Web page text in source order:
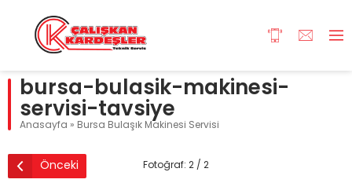
bursa-bulasik-makinesi-
servisi-tavsiye
Anasayfa » Bursa Bulaşık Makinesi Servisi
Önceki Fotoğraf: 2 / 2